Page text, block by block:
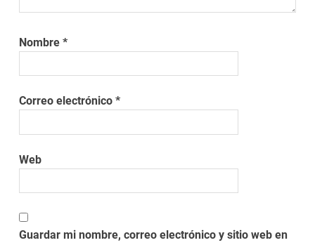
Nombre*
Correo electrónico*
Web
Guardar mi nombre, correo electrónico y sitio web en